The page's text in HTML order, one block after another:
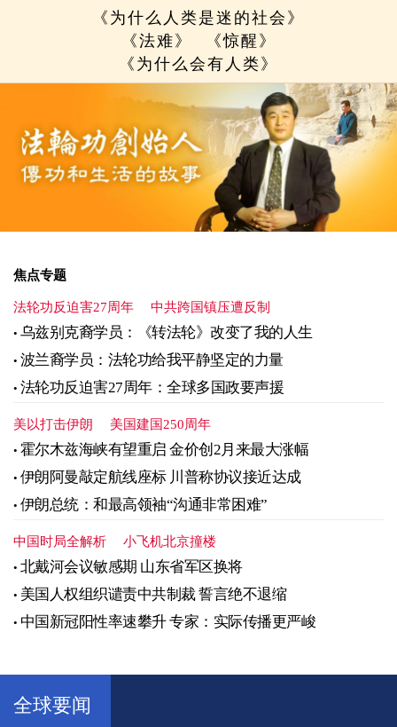
《为什么人类是迷的社会》
《法难》
《惊醒》
《为什么会有人类》
焦点专题
法轮功反迫害27周年 中共跨国镇压遭反制
乌兹别克裔学员：《转法轮》改变了我的人生
波兰裔学员：法轮功给我平静坚定的力量
法轮功反迫害27周年：全球多国政要声援
美以打击伊朗 美国建国250周年
霍尔木兹海峡有望重启 金价创2月来最大涨幅
伊朗阿曼敲定航线座标 川普称协议接近达成
伊朗总统：和最高领袖“沟通非常困难”
中国时局全解析 小飞机北京撞楼
北戴河会议敏感期 山东省军区换将
美国人权组织谴责中共制裁 誓言绝不退缩
中国新冠阳性率速攀升 专家：实际传播更严峻
全球要闻